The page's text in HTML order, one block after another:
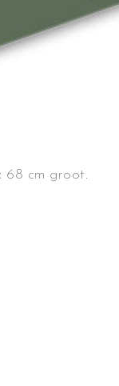
68 cm groot.